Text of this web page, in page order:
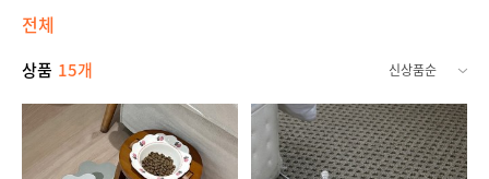
전체
상품 15개